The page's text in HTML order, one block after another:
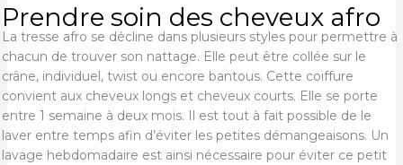
Prendre soin des cheveux afro
La tresse afro se décline dans plusieurs styles pour permettre à
chacun de trouver son nattage. Elle peut être collée sur le
crâne, individuel, twist ou encore bantous. Cette coiffure
convient aux cheveux longs et cheveux courts. Elle se porte
entre 1 semaine à deux mois. Il est tout à fait possible de le
laver entre temps afin d’éviter les petites démangeaisons. Un
lavage hebdomadaire est ainsi nécessaire pour éviter ce petit